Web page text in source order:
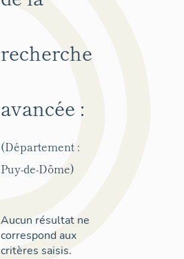
recherche
avancée :
(Département :
Puy-de-Dôme)
Aucun résultat ne
correspond aux
critères saisis.